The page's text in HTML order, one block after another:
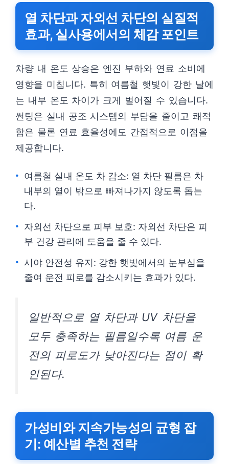
열 차단과 자외선 차단의 실질적
효과, 실사용에서의 체감 포인트
차량 내 온도 상승은 엔진 부하와 연료 소비에
영향을 미칩니다. 특히 여름철 햇빛이 강한 날에
는 내부 온도 차이가 크게 벌어질 수 있습니다.
썬팅은 실내 공조 시스템의 부담을 줄이고 쾌적
함은 물론 연료 효율성에도 간접적으로 이점을
제공합니다.
여름철 실내 온도 차 감소: 열 차단 필름은 차
내부의 열이 밖으로 빠져나가지 않도록 돕는
다.
자외선 차단으로 피부 보호: 자외선 차단은 피
부 건강 관리에 도움을 줄 수 있다.
시야 안전성 유지: 강한 햇빛에서의 눈부심을
줄여 운전 피로를 감소시키는 효과가 있다.
일반적으로 열 차단과 UV 차단을
모두 충족하는 필름일수록 여름 운
전의 피로도가 낮아진다는 점이 확
인된다.
가성비와 지속가능성의 균형 잡
기: 예산별 추천 전략